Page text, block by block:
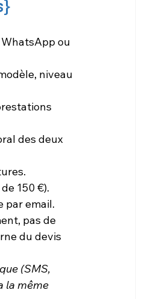
ou
niveau
des deux
150 €).
par email.
pas de
du devis
(SMS,
la même